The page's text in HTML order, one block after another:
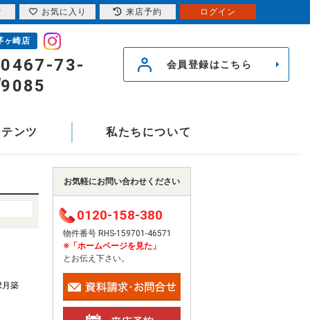
ヶ崎店
0467-73-
9085
会員登録はこちら
ンツ 私たちについて
築
お気軽にお問い合わせください
0120-158-380
物件番号 RHS-159701-46571
※「ホームページを見た」
とお伝え下さい。
お気に入り 来店予約 ログイン